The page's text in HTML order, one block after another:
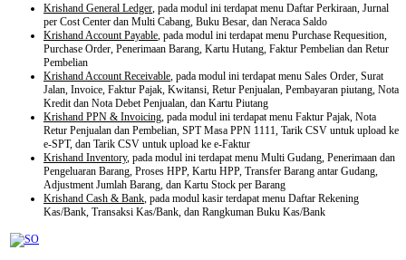
Krishand General Ledger , pada modul ini terdapat menu Daftar Perkiraan, Jurnal
per Cost Center dan Multi Cabang, Buku Besar, dan Neraca Saldo
Krishand Account Payable , pada modul ini terdapat menu Purchase Requesition,
Purchase Order, Penerimaan Barang, Kartu Hutang, Faktur Pembelian dan Retur
Pembelian
Krishand Account Receivable , pada modul ini terdapat menu Sales Order, Surat
Jalan, Invoice, Faktur Pajak, Kwitansi, Retur Penjualan, Pembayaran piutang, Nota
Kredit dan Nota Debet Penjualan, dan Kartu Piutang
Krishand PPN & Invoicing , pada modul ini terdapat menu Faktur Pajak, Nota
Retur Penjualan dan Pembelian, SPT Masa PPN 1111, Tarik CSV untuk upload ke
e-SPT, dan Tarik CSV untuk upload ke e-Faktur
Krishand Inventory, pada modul ini terdapat menu Multi Gudang, Penerimaan dan
Pengeluaran Barang, Proses HPP, Kartu HPP, Transfer Barang antar Gudang,
Adjustment Jumlah Barang, dan Kartu Stock per Barang
Krishand Cash & Bank , pada modul kasir terdapat menu Daftar Rekening
Kas/Bank, Transaksi Kas/Bank, dan Rangkuman Buku Kas/Bank